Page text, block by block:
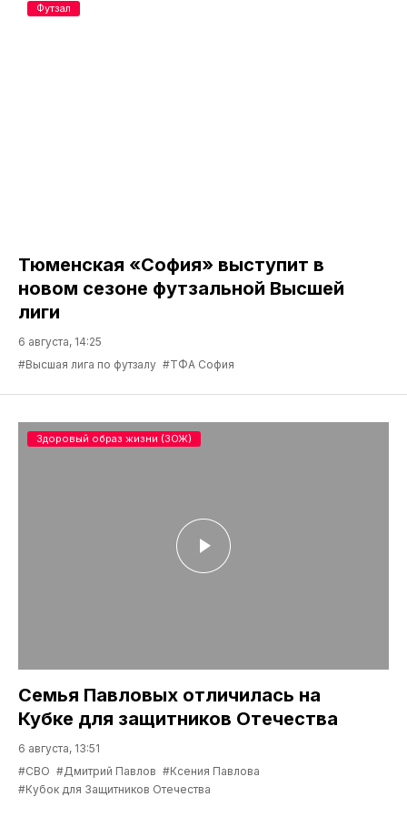
Тюменская «София» выступит в
новом сезоне футзальной Высшей
лиги
6 августа, 14:25
#Высшая лига по футзалу #ТФА София
Футзал
Семья Павловых отличилась на
Кубке для защитников Отечества
6 августа, 13:51
#СВО #Дмитрий Павлов #Ксения Павлова
#Кубок для Защитников Отечества
Здоровый образ жизни (ЗОЖ)